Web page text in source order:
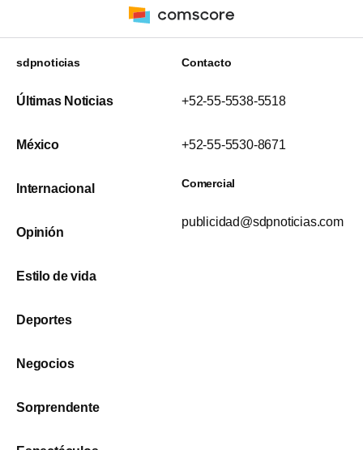
sdpnoticias
Últimas Noticias
México
Internacional
Opinión
Estilo de vida
Deportes
Negocios
Sorprendente
Contacto
+52-55-5538-5518
+52-55-5530-8671
Comercial
publicidad@sdpnoticias.com